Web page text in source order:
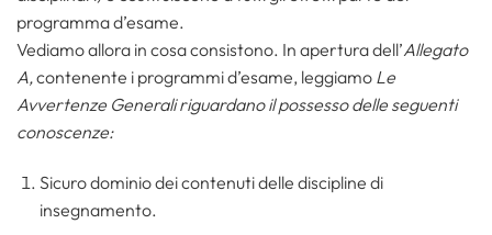
programma d’esame.
Vediamo allora in cosa consistono. In apertura dell’Allegato
A,contenente i programmi d’esame, leggiamo Le
Avvertenze Generali riguardano il possesso delle seguenti
conoscenze:
Sicuro dominio dei contenuti delle discipline di
insegnamento.